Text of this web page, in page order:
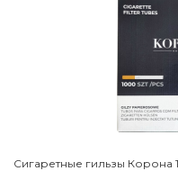
Сигаретные гильзы Корона